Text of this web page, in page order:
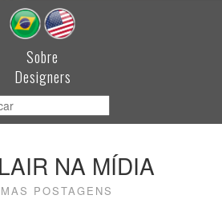
Sobre
Designers
NA MÍDIA
POSTAGENS